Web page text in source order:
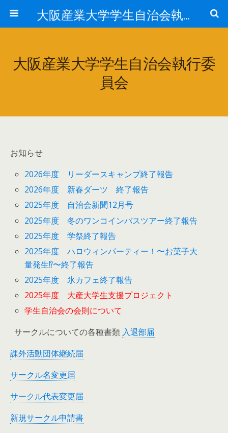
大阪産業大学学生自治会執行委員会
大阪産業大学学生自治会執行委
員会
お知らせ
2026年度 リーダースキャンプ終了報告
2026年度 新春ダーツ 終了報告
2025年度 自治会新聞12月号
2025年度 冬のワンコインバスツアー終了報告
2025年度 学祭終了報告
2025年度 ハロウィンパーティー！〜お菓子大
量発生⁉︎〜終了報告
2025年度 氷カフェ終了報告
2025年度 大産大学生支援プロジェクト
学生自治会の会則について
サークルについての各種書類 入退部届
課外活動団体継続届
サークル名変更届
サークル代表変更届
新規サークル申請書